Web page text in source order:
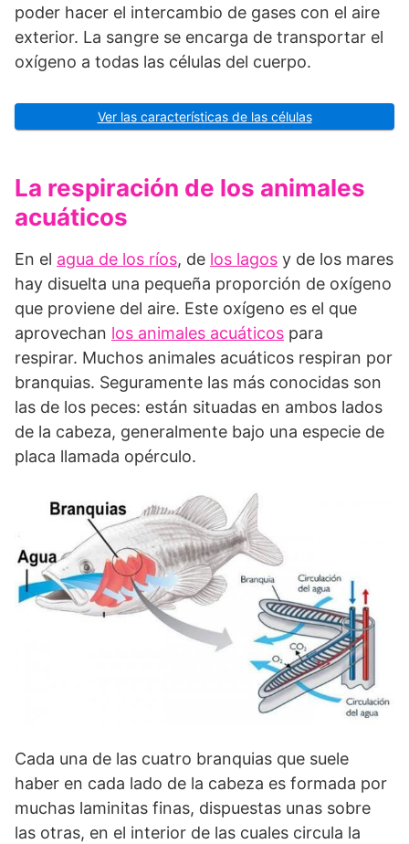
poder hacer el intercambio de gases con el aire
exterior. La sangre se encarga de transportar el
oxígeno a todas las células del cuerpo.
Ver las características de las células
La respiración de los animales
acuáticos
En el agua de los ríos, de los lagos y de los mares
hay disuelta una pequeña proporción de oxígeno
que proviene del aire. Este oxígeno es el que
aprovechan los animales acuáticos para
respirar. Muchos animales acuáticos respiran por
branquias. Seguramente las más conocidas son
las de los peces: están situadas en ambos lados
de la cabeza, generalmente bajo una especie de
placa llamada opérculo.
Cada una de las cuatro branquias que suele
haber en cada lado de la cabeza es formada por
muchas laminitas finas, dispuestas unas sobre
las otras, en el interior de las cuales circula la